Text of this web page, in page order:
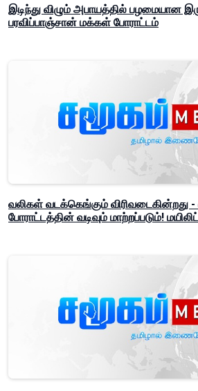
இடிந்து விழும் அபாயத்தில் பழமையான
பரவிப்பாஞ்சான் மக்கள் போராட்டம்
வலிகள் வடக்கெங்கும் விரிவடைகின்றது -
போராட்டத்தின் வடிவும் மாற்றப்படும்!